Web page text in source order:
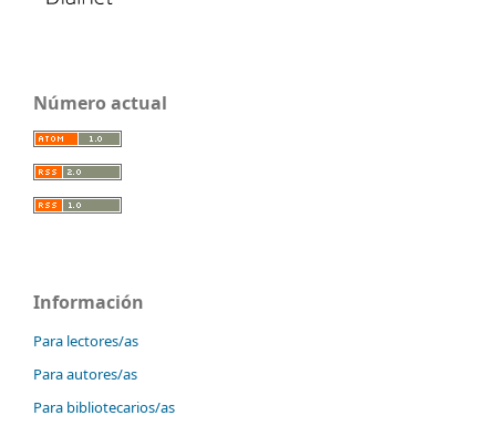
Número actual
Información
Para lectores/as
Para autores/as
Para bibliotecarios/as